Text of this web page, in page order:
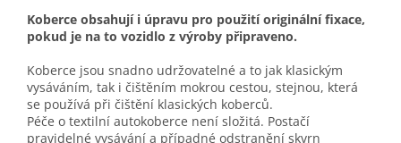
Koberce obsahují i úpravu pro použití originální fixace,
pokud je na to vozidlo z výroby připraveno.
Koberce jsou snadno udržovatelné a to jak klasickým
vysáváním, tak i čištěním mokrou cestou, stejnou, která
se používá při čištění klasických koberců.
Péče o textilní autokoberce není složitá. Postačí
pravidelné vysávání a případné odstranění skvrn